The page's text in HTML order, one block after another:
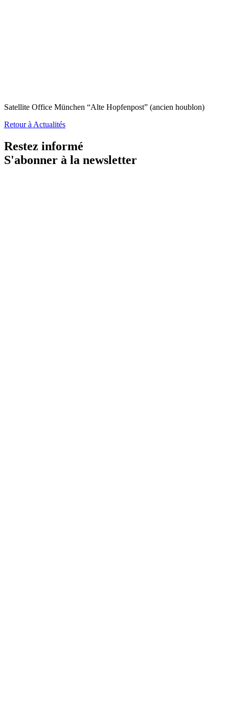
Satellite Office München “Alte Hopfenpost” (ancien houblon)
Retour à Actualités
Restez informé
S'abonner à la newsletter